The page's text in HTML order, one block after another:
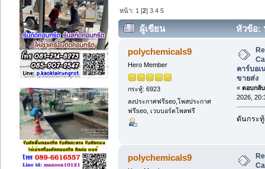
หน้า: 1 [2]3 4 5
ผู้เขียน
หัวข้อ:
คาร์บอเนต ,Calcium Masterbatch
polychemicals9
Hero Member
กระทู้: 6923
ลงประกาศฟรีseo,โพสประกาศ
ฟรีseo, เวบบอร์ดโพสฟรี
คาร์บอเ
ขายส่ง
« ตอบกลั
2026,
ดันกระทู้
polychemicals9